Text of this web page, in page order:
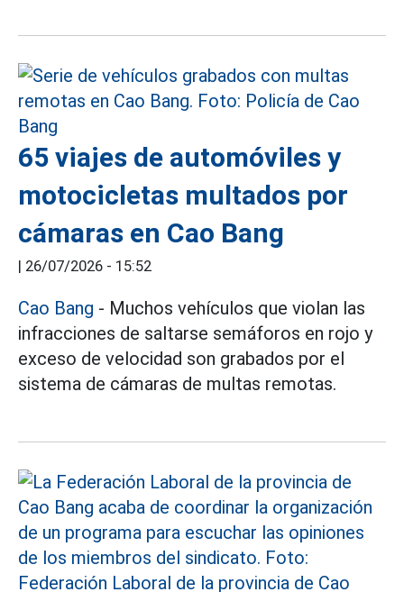
65 viajes de automóviles y
motocicletas multados por
cámaras en Cao Bang
| 26/07/2026 - 15:52
Cao Bang - Muchos vehículos que violan las
infracciones de saltarse semáforos en rojo y
exceso de velocidad son grabados por el
sistema de cámaras de multas remotas.